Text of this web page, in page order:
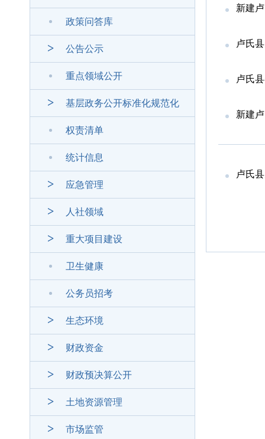
政策问答库
公告公示
重点领域公开
基层政务公开标准化规范化
权责清单
统计信息
应急管理
人社领域
重大项目建设
卫生健康
公务员招考
生态环境
财政资金
财政预决算公开
土地资源管理
市场监管
新建
卢氏
卢氏
新建
卢氏